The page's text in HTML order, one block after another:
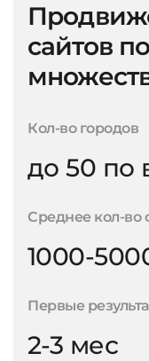
сайтов по
Кол-во городов
до 50 по
Среднее кол-во
1000-
Первые
2-3 мес